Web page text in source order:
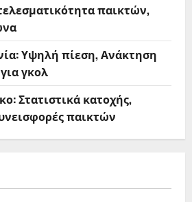
παικτών,
Υψηλή πίεση, Ανάκτηση
γκολ
Στατιστικά κατοχής,
παικτών